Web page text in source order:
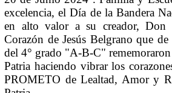
excelencia, el Día de la Bandera
en alto valor a su creador, Don
Corazón de Jesús Belgrano que
del 4° grado "A-B-C"
Patria haciendo vibrar los
PROMETO de Lealtad, Amor y